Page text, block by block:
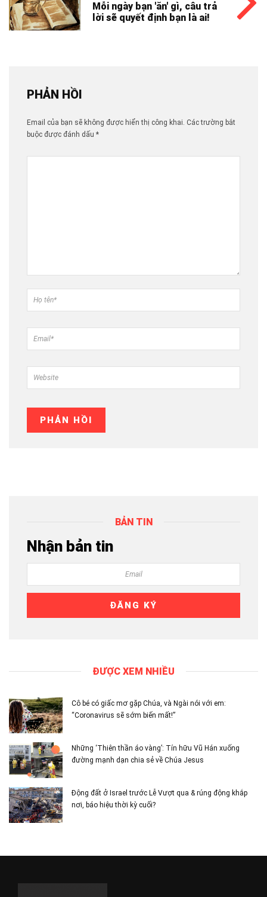
Mỗi ngày bạn 'ăn' gì, câu trả
lời sẽ quyết định bạn là ai!
PHẢN HỒI
Email của bạn sẽ không được hiển thị công khai. Các trường bắt
buộc được đánh dấu *
BẢN TIN
Nhận bản tin
ĐƯỢC XEM NHIỀU
Cô bé có giấc mơ gặp Chúa, và Ngài nói với em:
“Coronavirus sẽ sớm biến mất!”
Những ‘Thiên thần áo vàng’: Tín hữu Vũ Hán xuống
đường mạnh dạn chia sẻ về Chúa Jesus
Động đất ở Israel trước Lễ Vượt qua & rúng động khắp
nơi, báo hiệu thời kỳ cuối?